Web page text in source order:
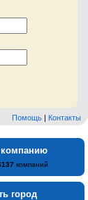
Помощь | Контакты
компаний
город